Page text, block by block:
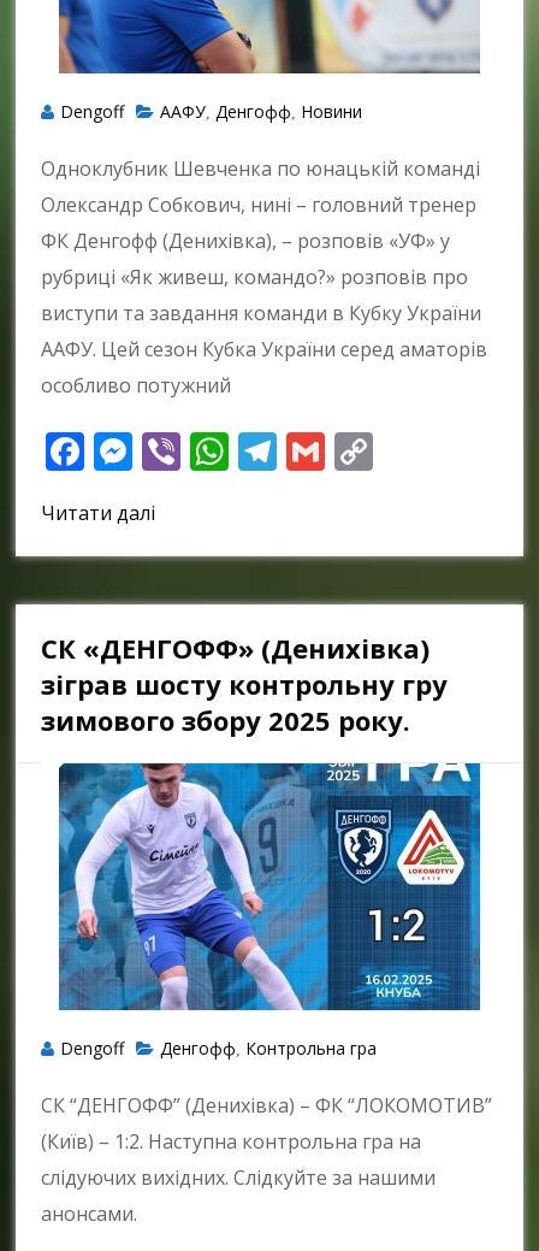
Dengoff ААФУ Денгофф Новини
Одноклубник Шевченка по юнацькій команді
Олександр Собкович, нині – головний тренер
ФК Денгофф (Денихівка), – розповів «УФ» у
рубриці «Як живеш, командо?» розповів про
виступи та завдання команди в Кубку України
ААФУ. Цей сезон Кубка України серед аматорів
особливо потужний
Facebook
Messenger
ViberWhatsApp
Telegram
Gmail
Читати далі
СК «ДЕНГОФФ» (Денихівка)
зіграв шосту контрольну гру
зимового збору 2025 року.
Dengoff Денгофф Контрольна гра
СК “ДЕНГОФФ” (Денихівка) – ФК “ЛОКОМОТИВ”
(Київ) – 1:2. Наступна контрольна гра на
слідуючих вихідних. Слідкуйте за нашими
анонсами.